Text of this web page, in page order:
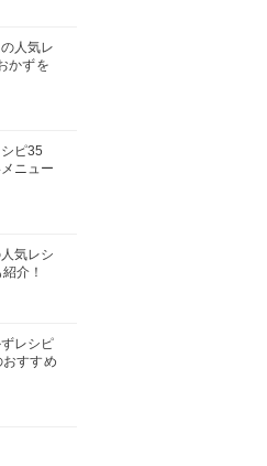
人気レ
かずを
ピ35
ニュー
気レシ
介！
レシピ
すすめ